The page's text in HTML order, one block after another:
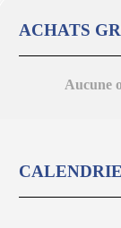
ACHATS
Aucune